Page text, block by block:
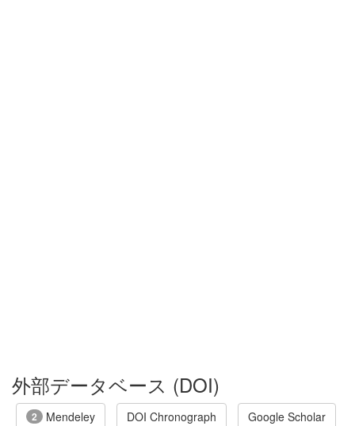
外部データベース (DOI)
2 Mendeley DOI Chronograph Google Scholar